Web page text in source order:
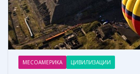
МЕСОАМЕРИКА ЦИВИЛИЗАЦИИ